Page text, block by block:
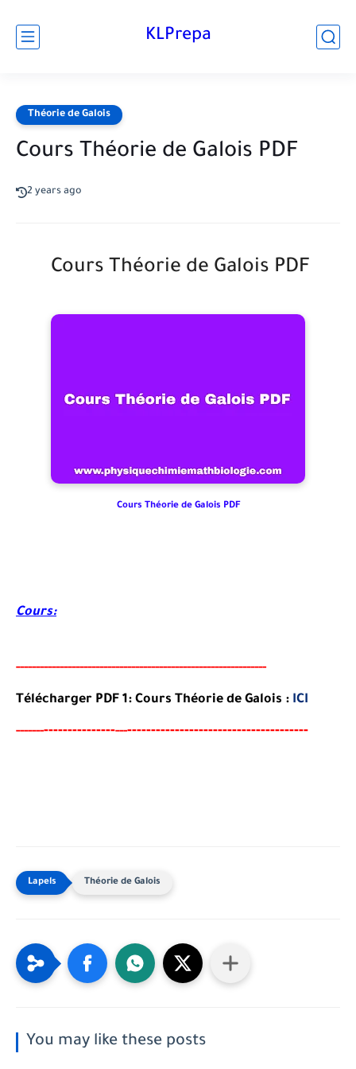
KLPrepa
Théorie de Galois
Cours Théorie de Galois PDF
2 years ago
Cours Théorie de Galois PDF
Cours Théorie de Galois PDF
Cours:
---------------------------------------------------------------
Télécharger PDF 1: Cours Théorie de Galois : ICI
---------------------------------------------------------------
Théorie de Galois
You may like these posts